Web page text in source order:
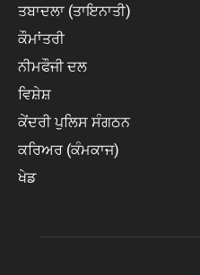
ਤਬਾਦਲਾ (ਤਾਇਨਾਤੀ)
ਕੌਮਾਂਤਰੀ
ਨੀਮਫੌਜੀ ਦਲ
ਵਿਸ਼ੇਸ਼
ਕੇਂਦਰੀ ਪੁਲਿਸ ਸੰਗਠਨ
ਕਰਿਅਰ (ਕੰਮਕਾਜ)
ਖੇਡ